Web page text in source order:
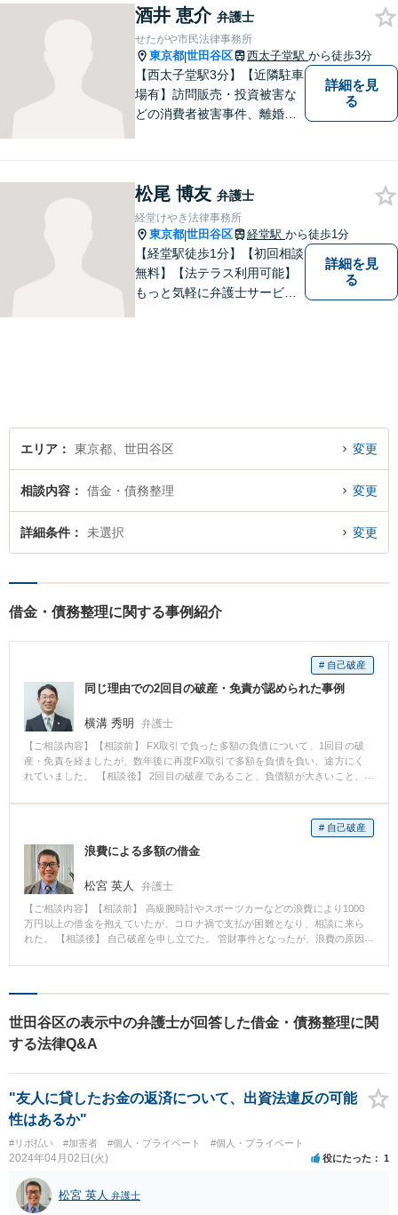
つ丁寧に取り組み、実務に即
した的確な助言を行います。
酒井 恵介 弁護士
せたがや市民法律事務所
東京都|世田谷区 西太子堂駅 から徒歩3分
【西太子堂駅3分】【近隣駐車
場有】訪問販売・投資被害な
どの消費者被害事件、離婚・
活保護の申請同行・審査請求
など 幅広い案件に全力で取り
組んでいます。
詳細を見
る
松尾 博友 弁護士
経堂けやき法律事務所
東京都|世田谷区 経堂駅 から徒歩1分
【経堂駅徒歩1分】【初回相談
無料】【法テラス利用可能】
もっと気軽に弁護士サービス
談ください。
詳細を見
る
エリア 東京都、世田谷区 変更
相談内容 借金・債務整理 変更
詳細条件 未選択 変更
借金・債務整理に関する事例紹介
# 自己破産
同じ理由での2回目の破産・免責が認められた事例
横溝 秀明 弁護士
【ご相談内容】【相談前】 FX取引で負った多額の負債について、1回目の破
産・免責を経ましたが、数年後に再度FX取引で多額を負債を負い、途方にく
れていました。 【相談後】 2回目の破産であること、負債額が大きいこと、
しかし、これまでの経験に基づき、破産・免責を申し立てたところ、最終的
に無事免責を得ることができました。 【先生のコメント】 手続中は、破産管
財人から厳しい指摘も受けることもありました。しかし、誠実に対応するこ
とで、無事に乗り切ることができました。
# 自己破産
浪費による多額の借金
松宮 英人 弁護士
【ご相談内容】【相談前】 高級腕時計やスポーツカーなどの浪費により1000
万円以上の借金を抱えていたが、コロナ禍で支払が困難となり、相談に来ら
れた。 【相談後】 自己破産を申し立てた。 管財事件となったが、浪費の原因
的には免責が認められた。 【先生のコメント】 借金の原因は様々です。 自己
非常に重要となります。
世田谷区の表示中の弁護士が回答した借金・債務整理に関
する法律Q&A
"友人に貸したお金の返済について、出資法違反の可能
性はあるか"
#リボ払い #加害者 #個人・プライベート #個人・プライベート
2024年04月02日(火) 役にたった 1
松宮 英人 弁護士